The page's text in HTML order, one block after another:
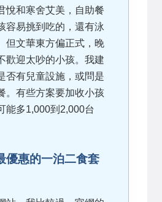
悅和寒舍艾美，自助餐
容易挑到吃的，還有泳
但文華東方偏正式，晚
歡迎太吵的小孩。我建
否有兒童設施，或問是
。有些方案要加收小孩
能多1,000到2,000台
優惠的一泊二食套